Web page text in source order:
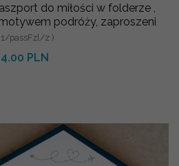
do miłości w folderze ,
podróży, zaproszeni
passFzl/z )
PLN